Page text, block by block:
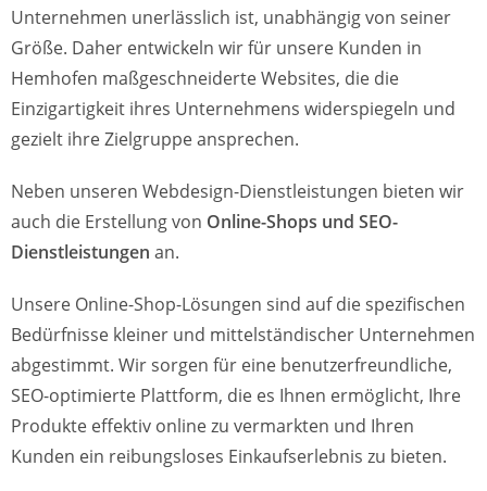
Unternehmen unerlässlich ist, unabhängig von seiner
Größe. Daher entwickeln wir für unsere Kunden in
Hemhofen maßgeschneiderte Websites, die die
Einzigartigkeit ihres Unternehmens widerspiegeln und
gezielt ihre Zielgruppe ansprechen.
Neben unseren Webdesign-Dienstleistungen bieten wir
auch die Erstellung von Online-Shops und SEO-
Dienstleistungen an.
Unsere Online-Shop-Lösungen sind auf die spezifischen
Bedürfnisse kleiner und mittelständischer Unternehmen
abgestimmt. Wir sorgen für eine benutzerfreundliche,
SEO-optimierte Plattform, die es Ihnen ermöglicht, Ihre
Produkte effektiv online zu vermarkten und Ihren
Kunden ein reibungsloses Einkaufserlebnis zu bieten.